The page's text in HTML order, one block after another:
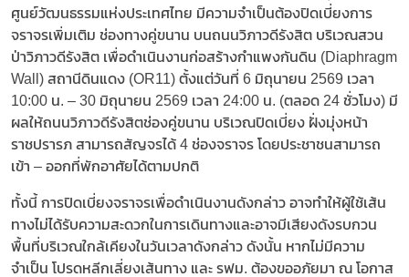
ศูนย์วัฒนธรรมแห่งประเทศไทย มีความจำเป็นต้องปิดเบี่ยงการ
จราจรเพิ่มเติม ช่องทางคู่ขนาน บนถนนวิภาวดีรังสิต บริเวณสวน
ป่าวิภาวดีรังสิต เพื่อดำเนินงานก่อสร้างกำแพงกันดิน (Diaphragm
Wall) สถานีดินแดง (OR11) ตั้งแต่วันที่ 6 มิถุนายน 2569 เวลา
10:00 น. – 30 มิถุนายน 2569 เวลา 24:00 น. (ตลอด 24 ชั่วโมง) มี
ผลให้ถนนวิภาวดีรังสิตช่องคู่ขนาน บริเวณปิดเบี่ยง ฝั่งมุ่งหน้า
ราชปรารภ สามารถสัญจรได้ 4 ช่องจราจร โดยประชาชนสามารถ
เข้า – ออกที่พักอาศัยได้ตามปกติ
ทั้งนี้ การปิดเบี่ยงจราจรเพื่อดำเนินงานดังกล่าว อาจทำให้ผู้ใช้เส้น
ทางไม่ได้รับความสะดวกในการเดินทางและอาจมีเสียงดังรบกวน
พื้นที่บริเวณใกล้เคียงในวันเวลาดังกล่าว ดังนั้น หากไม่มีความ
จำเป็น โปรดหลีกเลี่ยงเส้นทาง และ รฟม. ต้องขออภัยมา ณ โอกาส